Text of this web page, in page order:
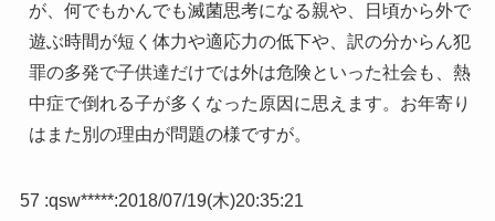
が、何でもかんでも滅菌思考になる親や、日頃から外で
遊ぶ時間が短く体力や適応力の低下や、訳の分からん犯
罪の多発で子供達だけでは外は危険といった社会も、熱
中症で倒れる子が多くなった原因に思えます。お年寄り
はまた別の理由が問題の様ですが。
57 :qsw*****:2018/07/19(木)20:35:21